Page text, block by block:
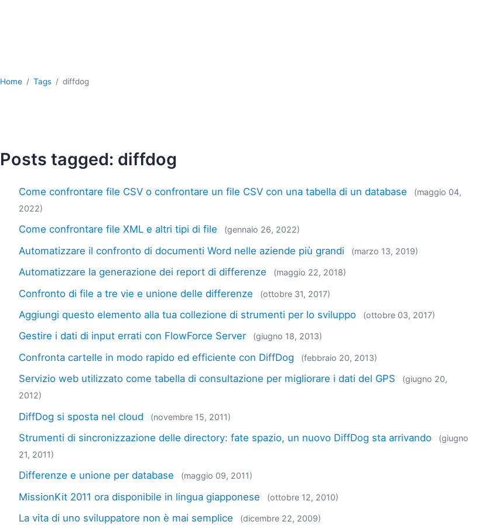
Home Tags diffdog
Posts tagged: diffdog
Come confrontare file CSV o confrontare un file CSV con una tabella di un database
(maggio 04,
2022)
Come confrontare file XML e altri tipi di file (gennaio 26, 2022)
Automatizzare il confronto di documenti Word nelle aziende più grandi (marzo 13, 2019)
Automatizzare la generazione dei report di differenze (maggio 22, 2018)
Confronto di file a tre vie e unione delle differenze (ottobre 31, 2017)
Aggiungi questo elemento alla tua collezione di strumenti per lo sviluppo (ottobre 03, 2017)
Gestire i dati di input errati con FlowForce Server (giugno 18, 2013)
Confronta cartelle in modo rapido ed efficiente con DiffDog (febbraio 20, 2013)
Servizio web utilizzato come tabella di consultazione per migliorare i dati del GPS
(giugno 20,
2012)
DiffDog si sposta nel cloud (novembre 15, 2011)
Strumenti di sincronizzazione delle directory: fate spazio, un nuovo DiffDog sta arrivando
(giugno
21, 2011)
Differenze e unione per database (maggio 09, 2011)
MissionKit 2011 ora disponibile in lingua giapponese (ottobre 12, 2010)
La vita di uno sviluppatore non è mai semplice (dicembre 22, 2009)